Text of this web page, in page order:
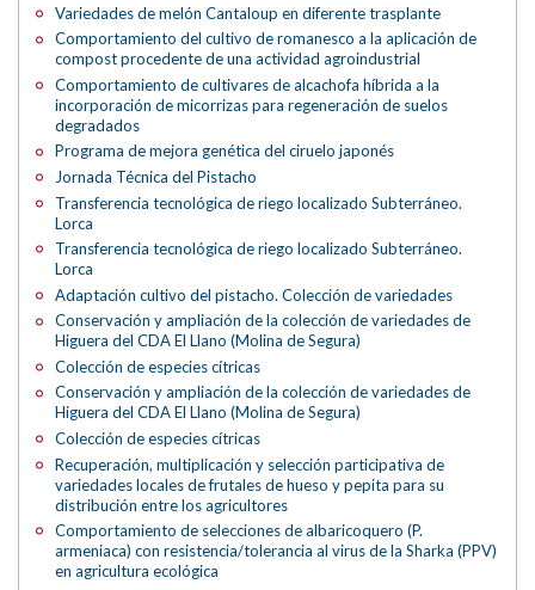
Variedades de melón Cantaloup en diferente trasplante
Comportamiento del cultivo de romanesco a la aplicación de
compost procedente de una actividad agroindustrial
Comportamiento de cultivares de alcachofa híbrida a la
incorporación de micorrizas para regeneración de suelos
degradados
Programa de mejora genética del ciruelo japonés
Jornada Técnica del Pistacho
Transferencia tecnológica de riego localizado Subterráneo.
Lorca
Transferencia tecnológica de riego localizado Subterráneo.
Lorca
Adaptación cultivo del pistacho. Colección de variedades
Conservación y ampliación de la colección de variedades de
Higuera del CDA El Llano (Molina de Segura)
Colección de especies cítricas
Conservación y ampliación de la colección de variedades de
Higuera del CDA El Llano (Molina de Segura)
Colección de especies cítricas
Recuperación, multiplicación y selección participativa de
variedades locales de frutales de hueso y pepita para su
distribución entre los agricultores
Comportamiento de selecciones de albaricoquero (P.
armeniaca) con resistencia/tolerancia al virus de la Sharka (PPV)
en agricultura ecológica